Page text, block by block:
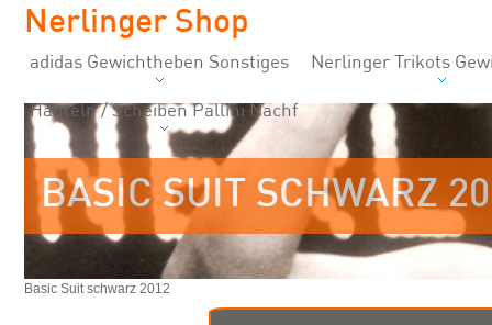
Nerlinger Shop
adidas Gewichtheben Sonstiges Nerlinger Trikots
Hanteln / Scheiben Pallini Nachf
BASIC SUIT SCHWARZ
Basic Suit schwarz 2012